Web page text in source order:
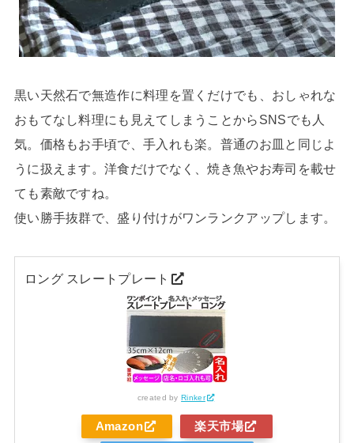
黒い天然石で無造作に料理を置くだけでも、おしゃれな
おもてなし料理にも見えてしまうことからSNSでも人
気。価格もお手頃で、手入れも楽。普通のお皿と同じよ
うに扱えます。洋食だけでなく、焼き魚やお寿司を載せ
ても素敵ですね。
使い勝手抜群で、盛り付けがワンランクアップします。
ロング スレートプレート
created byRinker
Amazon 楽天市場